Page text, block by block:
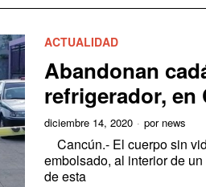
ACTUALIDAD
Abandonan
refrigerador, en
diciembre 14, 2020 por news
Cancún.- El cuerpo sin
embolsado, al interior de
de esta